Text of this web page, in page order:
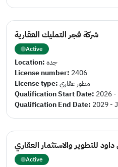
شركة فجر التمليك العقارية
Active
Location:جده
License number: 2406
License type:مطور عقاري
Qualification Start Date: 2026
Qualification End Date: 2029 -
للتطوير والاستثمار العقاري
Active